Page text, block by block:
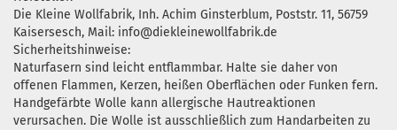
Die Kleine Wollfabrik, Inh. Achim Ginsterblum, Poststr. 11, 56759
Kaisersesch, Mail: info@diekleinewollfabrik.de
Sicherheitshinweise:
Naturfasern sind leicht entflammbar. Halte sie daher von
offenen Flammen, Kerzen, heißen Oberflächen oder Funken fern.
Handgefärbte Wolle kann allergische Hautreaktionen
verursachen. Die Wolle ist ausschließlich zum Handarbeiten zu